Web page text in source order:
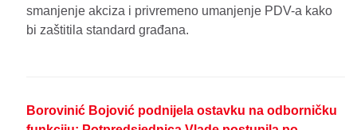
smanjenje akciza i privremeno umanjenje PDV-a kako
bi zaštitila standard građana.
Borovinić Bojović podnijela ostavku na odborničku